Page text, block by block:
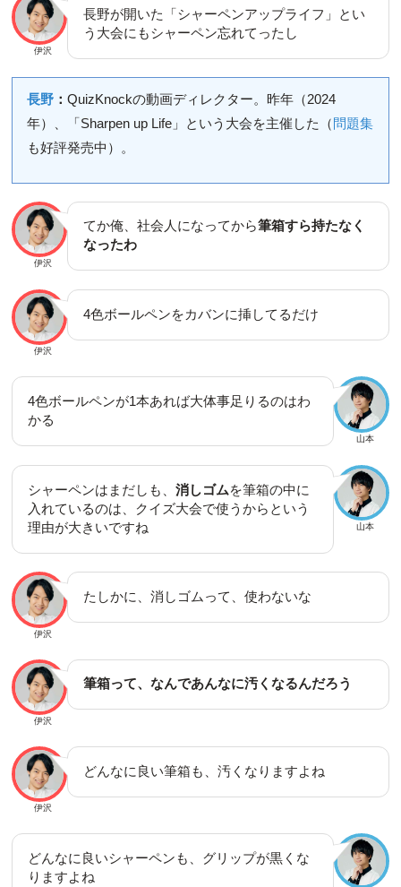
伊沢
長野が開いた「シャーペンアップライフ」とい
う大会にもシャーペン忘れてったし
長野： QuizKnockの動画ディレクター。昨年（2024
年）、「Sharpen up Life」という大会を主催した（問題集
も好評発売中）。
伊沢
てか俺、社会人になってから筆箱すら持たなく
なったわ
伊沢
4色ボールペンをカバンに挿してるだけ
山本
4色ボールペンが1本あれば大体事足りるのはわ
かる
山本
シャーペンはまだしも、 消しゴムを筆箱の中に
入れているのは、クイズ大会で使うからという
理由が大きいですね
伊沢
たしかに、消しゴムって、使わないな
伊沢
筆箱って、なんであんなに汚くなるんだろう
伊沢
どんなに良い筆箱も、汚くなりますよね
どんなに良いシャーペンも、グリップが黒くな
りますよね